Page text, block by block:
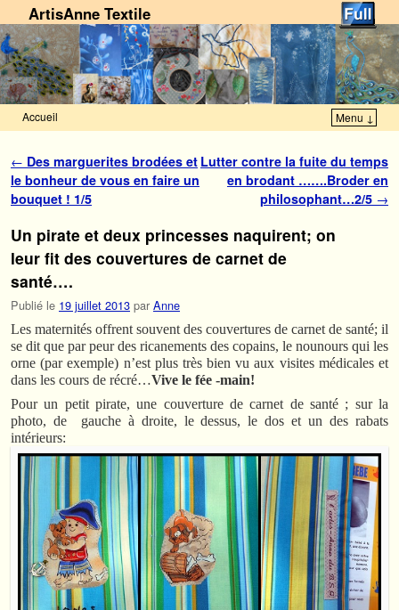
ArtisAnne Textile
Accueil Menu ↓
Navigation des articles
← Des marguerites brodées et
le bonheur de vous en faire un
bouquet ! 1/5
Lutter contre la fuite du temps
en brodant …….Broder en
philosophant…2/5 →
Un pirate et deux princesses naquirent; on
leur fit des couvertures de carnet de
santé….
Publié le 19 juillet 2013 par Anne
Les maternités offrent souvent des couvertures de carnet de santé; il
se dit que par peur des ricanements des copains, le nounours qui les
orne (par exemple) n’est plus très bien vu aux visites médicales et
dans les cours de récré…Vive le fée -main!
Pour un petit pirate, une couverture de carnet de santé ; sur la
photo, de gauche à droite, le dessus, le dos et un des rabats
intérieurs: